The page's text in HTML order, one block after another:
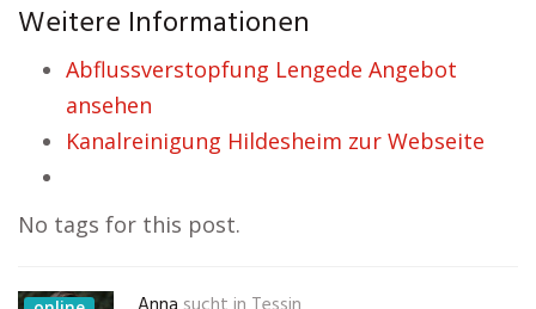
Weitere Informationen
Abflussverstopfung Lengede Angebot
ansehen
Kanalreinigung Hildesheim zur Webseite
No tags for this post.